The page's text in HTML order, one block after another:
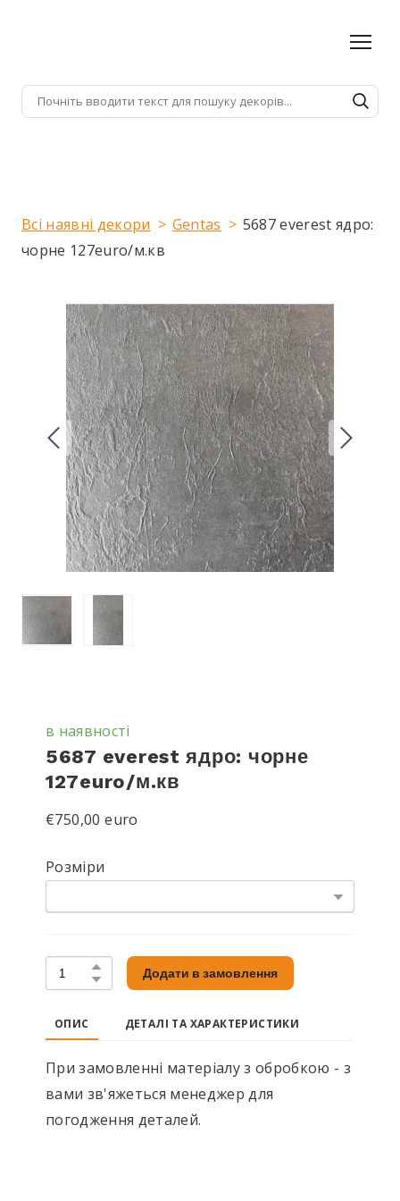
Всі наявні декори Gentas
5687 everest ядро:
чорне 127euro/м.кв
в наявності
5687 everest ядро: чорне
127euro/м.кв
€750,00 euro
Розміри
Додати в замовлення
ОПИС ДЕТАЛІ ТА ХАРАКТЕРИСТИКИ
При замовленні матеріалу з обробкою - з
вами зв'яжеться менеджер для
погодження деталей.